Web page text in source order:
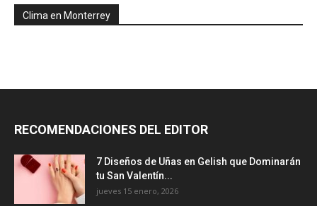
Clima en Monterrey
RECOMENDACIONES DEL EDITOR
7 Diseños de Uñas en Gelish que Dominarán
tu San Valentín...
jueves 15 enero, 2026